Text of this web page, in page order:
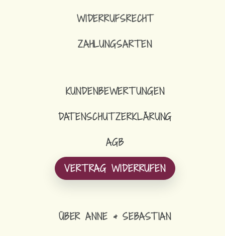
WIDERRUFSRECHT
ZAHLUNGSARTEN
KUNDENBEWERTUNGEN
DATENSCHUTZERKLÄRUNG
AGB
VERTRAG WIDERRUFEN
ÜBER ANNE & SEBASTIAN